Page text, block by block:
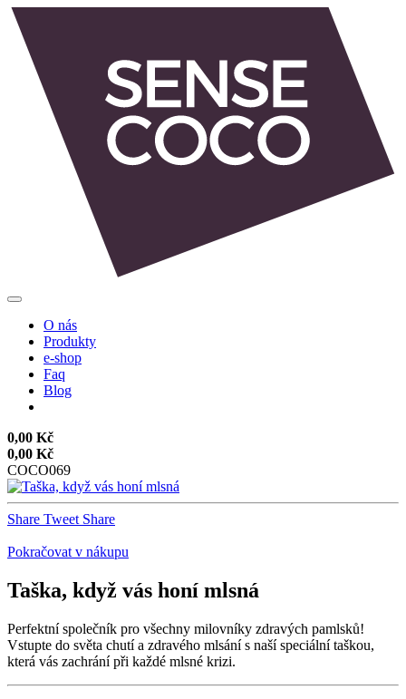
O nás
Produkty
e-shop
Faq
Blog
0,00 Kč
0,00 Kč
COCO069
Share Tweet Share
Pokračovat v nákupu
Taška, když vás honí mlsná
Perfektní společník pro všechny milovníky zdravých pamlsků!
Vstupte do světa chutí a zdravého mlsání s naší speciální taškou,
která vás zachrání při každé mlsné krizi.